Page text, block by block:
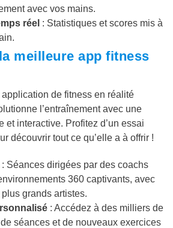
avec vos mains.
réel : Statistiques et scores mis à
meilleure app fitness
de fitness en réalité
l’entraînement avec une
et interactive. Profitez d’un essai
découvrir tout ce qu’elle a à offrir !
: Séances dirigées par des coachs
360 captivants, avec
grands artistes.
: Accédez à des milliers de
séances et de nouveaux exercices